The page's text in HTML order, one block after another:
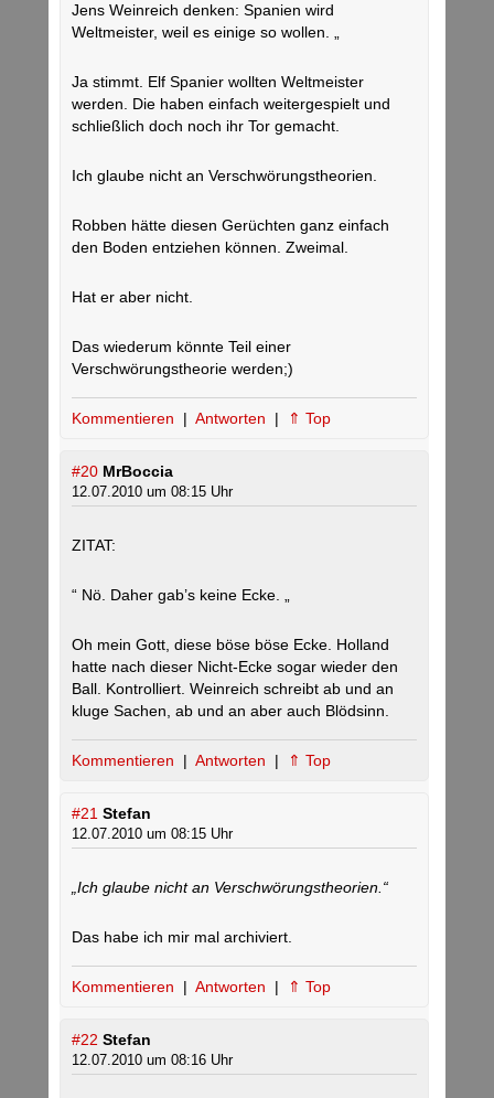
Jens Weinreich denken: Spanien wird
Weltmeister, weil es einige so wollen. „
Ja stimmt. Elf Spanier wollten Weltmeister
werden. Die haben einfach weitergespielt und
schließlich doch noch ihr Tor gemacht.
Ich glaube nicht an Verschwörungstheorien.
Robben hätte diesen Gerüchten ganz einfach
den Boden entziehen können. Zweimal.
Hat er aber nicht.
Das wiederum könnte Teil einer
Verschwörungstheorie werden;)
Kommentieren | Antworten | ⇑ Top
#20 MrBoccia
12.07.2010 um 08:15 Uhr
ZITAT:
“ Nö. Daher gab’s keine Ecke. „
Oh mein Gott, diese böse böse Ecke. Holland
hatte nach dieser Nicht-Ecke sogar wieder den
Ball. Kontrolliert. Weinreich schreibt ab und an
kluge Sachen, ab und an aber auch Blödsinn.
Kommentieren | Antworten | ⇑ Top
#21 Stefan
12.07.2010 um 08:15 Uhr
„Ich glaube nicht an Verschwörungstheorien.“
Das habe ich mir mal archiviert.
Kommentieren | Antworten | ⇑ Top
#22 Stefan
12.07.2010 um 08:16 Uhr